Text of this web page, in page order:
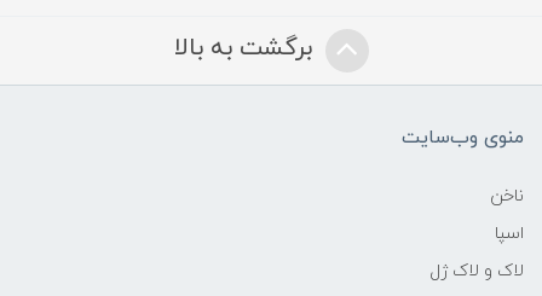
برگشت به بالا
منوی وب‌سایت
ناخن
اسپا
لاک و لاک ژل